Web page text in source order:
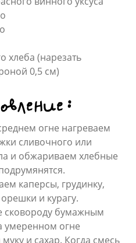
хлеба (нарезать
0,5 см)
огне нагреваем
сливочного или
и обжариваем хлебные
каперсы, грудинку,
и курагу.
сковороду бумажным
умеренном огне
и сахар. Когда смесь